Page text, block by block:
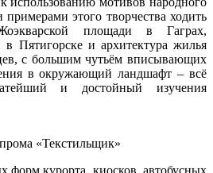
этого творчества ходить
площади в Гаграх,
в Пятигорске и архитектура жилья
с большим чутьём вписывающих
в окружающий ландшафт – всё
и достойный изучения
«Текстильщик»
форм курорта, киосков, автобусных